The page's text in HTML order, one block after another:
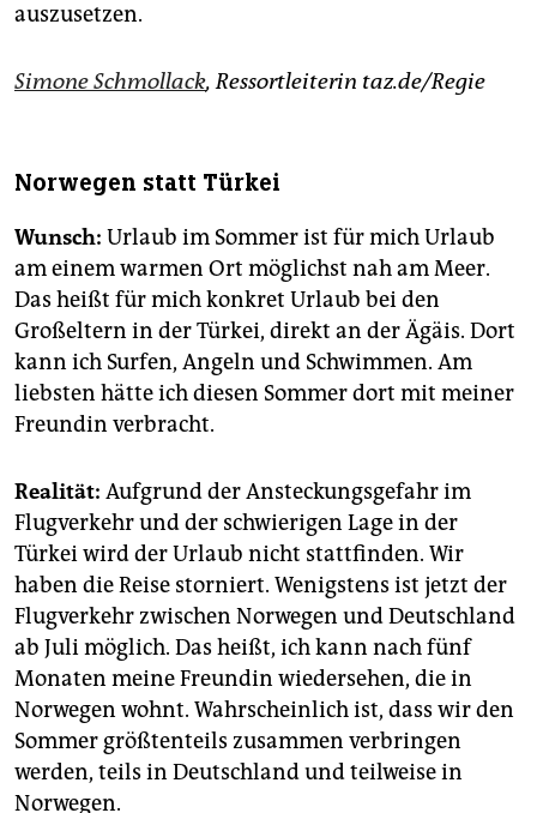
auszusetzen.
Simone Schmollack, Ressortleiterin taz.de/Regie
Norwegen statt Türkei
Wunsch: Urlaub im Sommer ist für mich Urlaub
am einem warmen Ort möglichst nah am Meer.
Das heißt für mich konkret Urlaub bei den
Großeltern in der Türkei, direkt an der Ägäis. Dort
kann ich Surfen, Angeln und Schwimmen. Am
liebsten hätte ich diesen Sommer dort mit meiner
Freundin verbracht.
Realität: Aufgrund der Ansteckungsgefahr im
Flugverkehr und der schwierigen Lage in der
Türkei wird der Urlaub nicht stattfinden. Wir
haben die Reise storniert. Wenigstens ist jetzt der
Flugverkehr zwischen Norwegen und Deutschland
ab Juli möglich. Das heißt, ich kann nach fünf
Monaten meine Freundin wiedersehen, die in
Norwegen wohnt. Wahrscheinlich ist, dass wir den
Sommer größtenteils zusammen verbringen
werden, teils in Deutschland und teilweise in
Norwegen.